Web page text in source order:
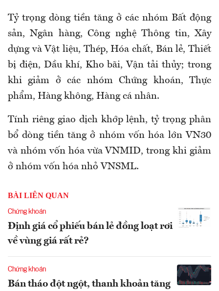
Tỷ trọng dòng tiền tăng ở các nhóm Bất động
sản, Ngân hàng, Công nghệ Thông tin, Xây
dựng và Vật liệu, Thép, Hóa chất, Bán lẻ, Thiết
bị điện, Dầu khí, Kho bãi, Vận tải thủy; trong
khi giảm ở các nhóm Chứng khoán, Thực
phẩm, Hàng không, Hàng cá nhân.
Tính riêng giao dịch khớp lệnh, tỷ trọng phân
bổ dòng tiền tăng ở nhóm vốn hóa lớn VN30
và nhóm vốn hóa vừa VNMID, trong khi giảm
ở nhóm vốn hóa nhỏ VNSML.
BÀI LIÊN QUAN
Chứng khoán
Định giá cổ phiếu bán lẻ đồng loạt rơi
về vùng giá rất rẻ?
Chứng khoán
Bán tháo đột ngột, thanh khoản tăng